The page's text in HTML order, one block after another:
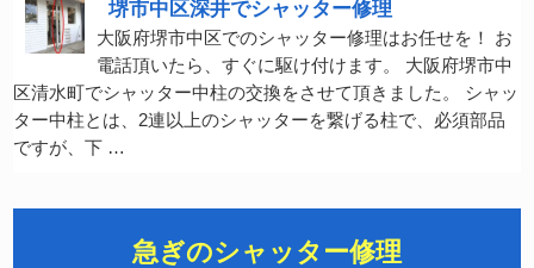
堺市中区深井でシャッター修理
大阪府堺市中区でのシャッター修理はお任せを！ お
電話頂いたら、すぐに駆け付けます。 大阪府堺市中
区清水町でシャッター中柱の交換をさせて頂きました。 シャッ
ター中柱とは、2連以上のシャッターを繋げる柱で、必須部品
ですが、下 …
急ぎのシャッター修理